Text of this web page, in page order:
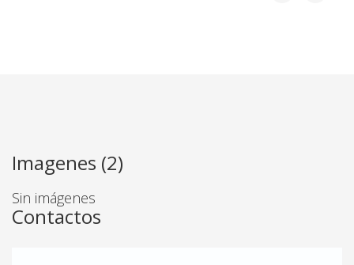
LOS PESCADORES Y AGRICULTORES DE LA
Elida Leticia Rodríguez Domínguez, Luis Gabriel
Imagenes (2)
Sin imágenes
Contactos